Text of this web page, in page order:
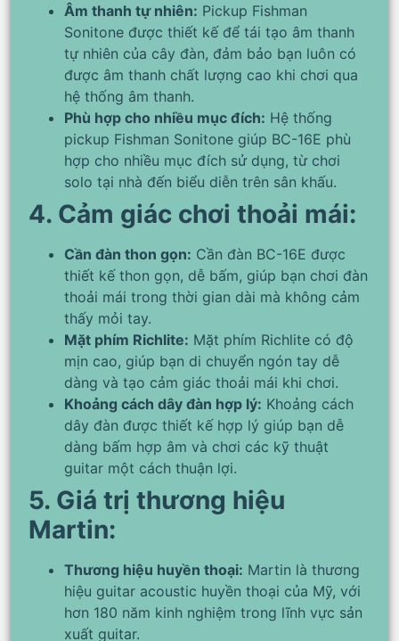
Âm thanh tự nhiên: Pickup Fishman
Sonitone được thiết kế để tái tạo âm thanh
tự nhiên của cây đàn, đảm bảo bạn luôn có
được âm thanh chất lượng cao khi chơi qua
hệ thống âm thanh.
Phù hợp cho nhiều mục đích: Hệ thống
pickup Fishman Sonitone giúp BC-16E phù
hợp cho nhiều mục đích sử dụng, từ chơi
solo tại nhà đến biểu diễn trên sân khấu.
4. Cảm giác chơi thoải mái:
Cần đàn thon gọn: Cần đàn BC-16E được
thiết kế thon gọn, dễ bấm, giúp bạn chơi đàn
thoải mái trong thời gian dài mà không cảm
thấy mỏi tay.
Mặt phím Richlite: Mặt phím Richlite có độ
mịn cao, giúp bạn di chuyển ngón tay dễ
dàng và tạo cảm giác thoải mái khi chơi.
Khoảng cách dây đàn hợp lý: Khoảng cách
dây đàn được thiết kế hợp lý giúp bạn dễ
dàng bấm hợp âm và chơi các kỹ thuật
guitar một cách thuận lợi.
5. Giá trị thương hiệu
Martin:
Thương hiệu huyền thoại: Martin là thương
hiệu guitar acoustic huyền thoại của Mỹ, với
hơn 180 năm kinh nghiệm trong lĩnh vực sản
xuất guitar.